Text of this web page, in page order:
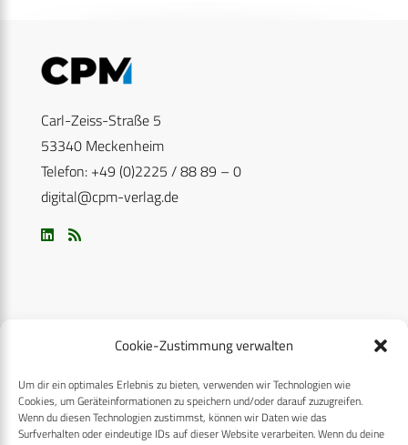
Cookie-Zustimmung verwalten
Um dir ein optimales Erlebnis zu bieten, verwenden wir Technologien wie
Cookies, um Geräteinformationen zu speichern und/oder darauf zuzugreifen.
Wenn du diesen Technologien zustimmst, können wir Daten wie das
Surfverhalten oder eindeutige IDs auf dieser Website verarbeiten. Wenn du deine
Carl-Zeiss-Straße 5
53340 Meckenheim
Telefon: +49 (0)2225 / 88 89 – 0
digital@cpm-verlag.de
CPM VERLAG